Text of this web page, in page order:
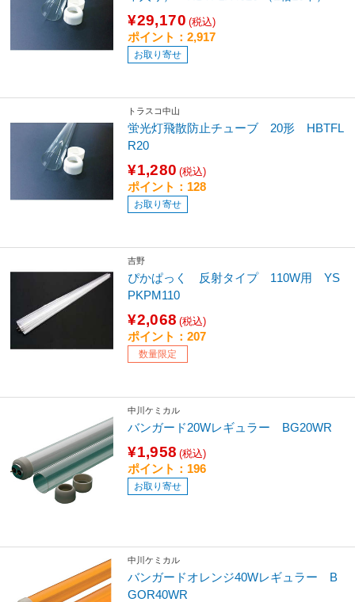
¥29,170 (税込)
ポイント：2,917
お取り寄せ
トラスコ中山
蛍光灯飛散防止チューブ 20形 HBTFL
R20
¥1,280 (税込)
ポイント：128
お取り寄せ
吉野
ぴかぱっく 反射タイプ 110W用 YS
PKPM110
¥2,068 (税込)
ポイント：207
数量限定
中川ケミカル
バンガード20Wレギュラー BG20WR
¥1,958 (税込)
ポイント：196
お取り寄せ
中川ケミカル
バンガードオレンジ40Wレギュラー B
GOR40WR